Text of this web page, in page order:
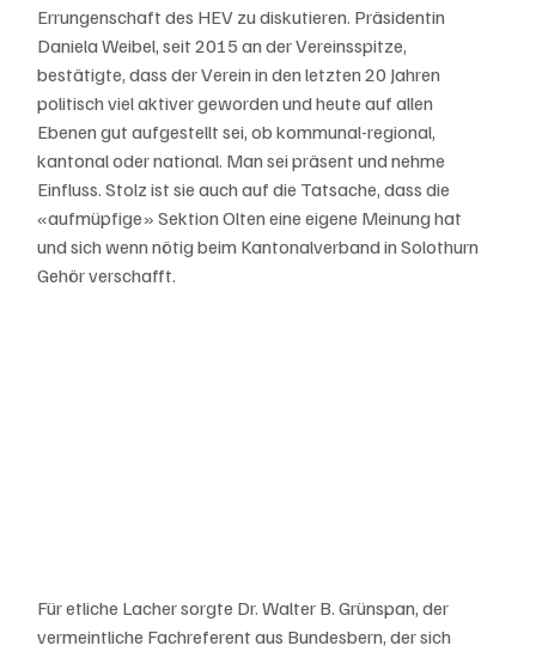
Errungenschaft des HEV zu diskutieren. Präsidentin
Daniela Weibel, seit 2015 an der Vereinsspitze,
bestätigte, dass der Verein in den letzten 20 Jahren
politisch viel aktiver geworden und heute auf allen
Ebenen gut aufgestellt sei, ob kommunal-regional,
kantonal oder national. Man sei präsent und nehme
Einfluss. Stolz ist sie auch auf die Tatsache, dass die
«aufmüpfige» Sektion Olten eine eigene Meinung hat
und sich wenn nötig beim Kantonalverband in Solothurn
Gehör verschafft.
Für etliche Lacher sorgte Dr. Walter B. Grünspan, der
vermeintliche Fachreferent aus Bundesbern, der sich